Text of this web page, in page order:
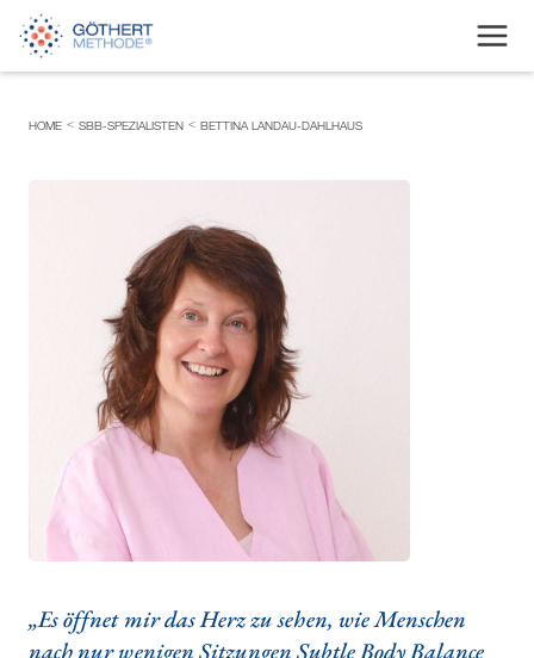
HOME < SBB-SPEZIALISTEN < BETTINA LANDAU-DAHLHAUS
„Es öffnet mir das Herz zu sehen, wie Menschen
nach nur wenigen Sitzungen Subtle Body Balance